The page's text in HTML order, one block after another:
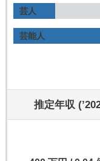
芸人
芸能人
推定年収